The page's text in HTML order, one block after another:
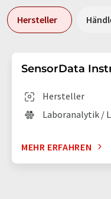
Hersteller
SensorData
Hersteller
Laboranalytik /
MEHR ERFAHREN